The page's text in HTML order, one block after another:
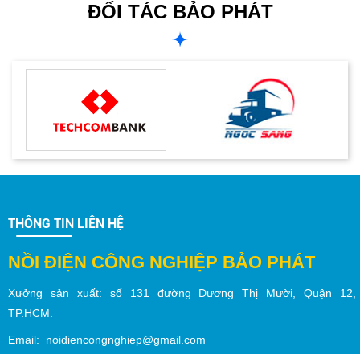
ĐỐI TÁC BẢO PHÁT
THÔNG TIN LIÊN HỆ
NỒI ĐIỆN CÔNG NGHIỆP BẢO PHÁT
Xưởng sản xuất: số 131 đường Dương Thị Mười,Quận 12,
TP.HCM.
Email: noidiencongnghiep@gmail.com